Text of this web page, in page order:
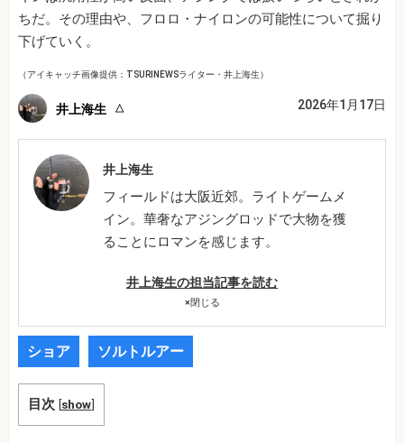
ちだ。その理由や、フロロ・ナイロンの可能性について掘り
下げていく。
（アイキャッチ画像提供：TSURINEWSライター・井上海生）
井上海生 2026年1月17日
井上海生
フィールドは大阪近郊。ライトゲームメ
イン。華奢なアジングロッドで大物を獲
ることにロマンを感じます。
井上海生の担当記事を読む
×閉じる
ショア ソルトルアー
目次 [show]